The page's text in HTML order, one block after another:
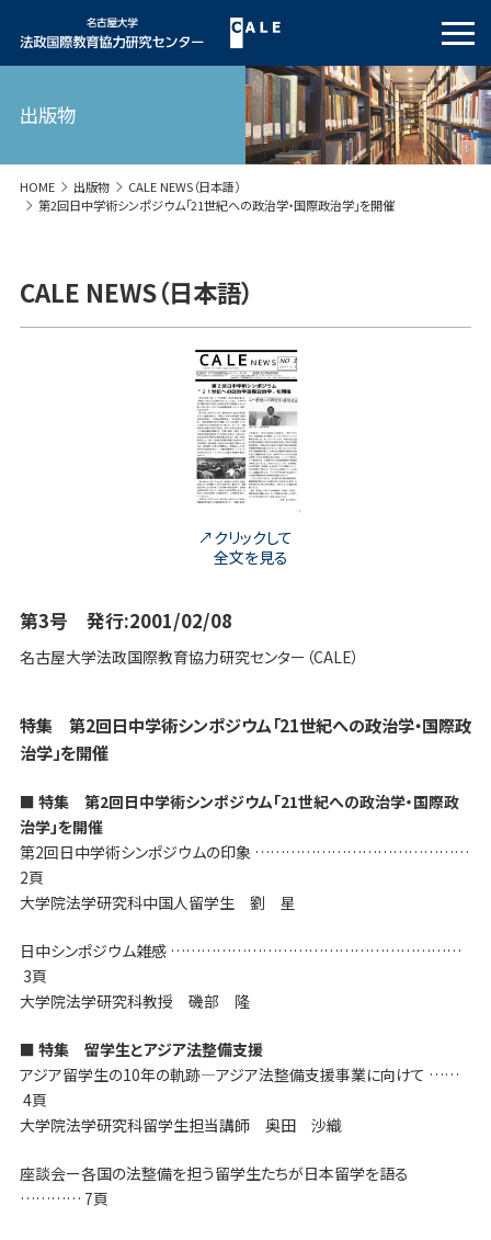
出版物
HOME 出版物
CALE NEWS（日本語）
第2回日中学術シンポジウム「21世紀への政治学・国際政治学」を開催
CALE NEWS（日本語）
クリックして
全文を見る
第3号 発行:2001/02/08
名古屋大学法政国際教育協力研究センター（CALE）
特集 第2回日中学術シンポジウム「21世紀への政治学・国際政
治学」を開催
■ 特集 第2回日中学術シンポジウム「21世紀への政治学・国際政
治学」を開催
第2回日中学術シンポジウムの印象 ……………………………………
2頁
大学院法学研究科中国人留学生 劉 星
日中シンポジウム雑感 …………………………………………………
3頁
大学院法学研究科教授 磯部 隆
■ 特集 留学生とアジア法整備支援
アジア留学生の10年の軌跡―アジア法整備支援事業に向けて ……
4頁
大学院法学研究科留学生担当講師 奥田 沙織
座談会ー各国の法整備を担う留学生たちが日本留学を語る
………… 7頁